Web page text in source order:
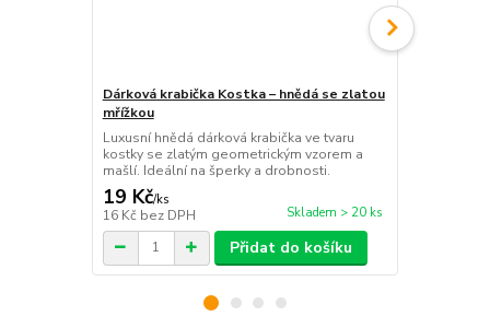
Dárková krabička Kostka – hnědá se zlatou
mřížkou
Luxusní hnědá dárková krabička ve tvaru
kostky se zlatým geometrickým vzorem a
mašlí. Ideální na šperky a drobnosti.
19 Kč/ks
16 Kč bez DPH Skladem > 20 ks
Přidat do košíku